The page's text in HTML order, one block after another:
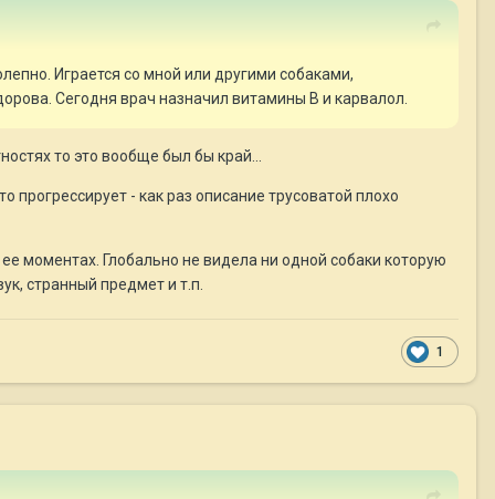
Играется со мной или другими собаками,
Сегодня врач назначил витамины В и карвалол.
то это вообще был бы край...
- как раз описание трусоватой плохо
моментах. Глобально не видела ни одной собаки которую
странный предмет и т.п.
1